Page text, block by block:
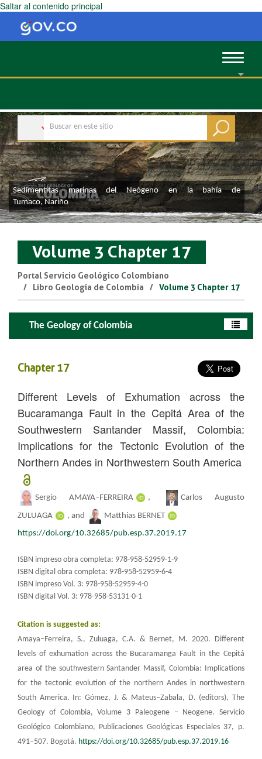
Saltar al contenido principal
Toggle
Sedimentitasmarinas del Neógeno en la bahía de
Tumaco, Nariño
Volume 3 Chapter 17
Portal Servicio Geológico Colombiano
Libro Geología de Colombia
Volume 3 Chapter 17
The Geology of Colombia
Chapter 17
Different Levels of Exhumation across the
Bucaramanga Fault in the Cepitá Area of the
Southwestern Santander Massif, Colombia:
Implications for the Tectonic Evolution of the
Northern Andes in Northwestern South America
Sergio AMAYA–FERREIRA , Carlos Augusto
ZULUAGA , and
Matthias BERNET
https://doi.org/10.32685/pub.esp.37.2019.17
ISBN impreso obra completa: 978-958-52959-1-9
ISBN digital obra completa: 978-958-52959-6-4
ISBN impreso Vol. 3: 978-958-52959-4-0
ISBN digital Vol. 3: 978-958-53131-0-1​
Citation is suggested as:
Amaya–Ferreira, S., Zuluaga, C.A. & Bernet, M. 2020. Different
levels of exhumation across the Bucaramanga Fault in the Cepitá
area of the southwestern Santander Massif, Colombia: Implications
for the tectonic evolution of the northern Andes in northwestern
South America. In: Gómez, J. & Mateus–Zabala, D. (editors), The
Geology of Colombia, Volume 3 Paleogene – Neogene. Servicio
Geológico Colombiano, Publicaciones Geológicas Especiales 37, p.
491–507. Bogotá. https://doi.org/10.32685/pub.esp.37.2019.16